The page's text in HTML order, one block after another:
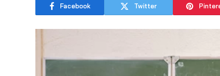
Facebook Twitter